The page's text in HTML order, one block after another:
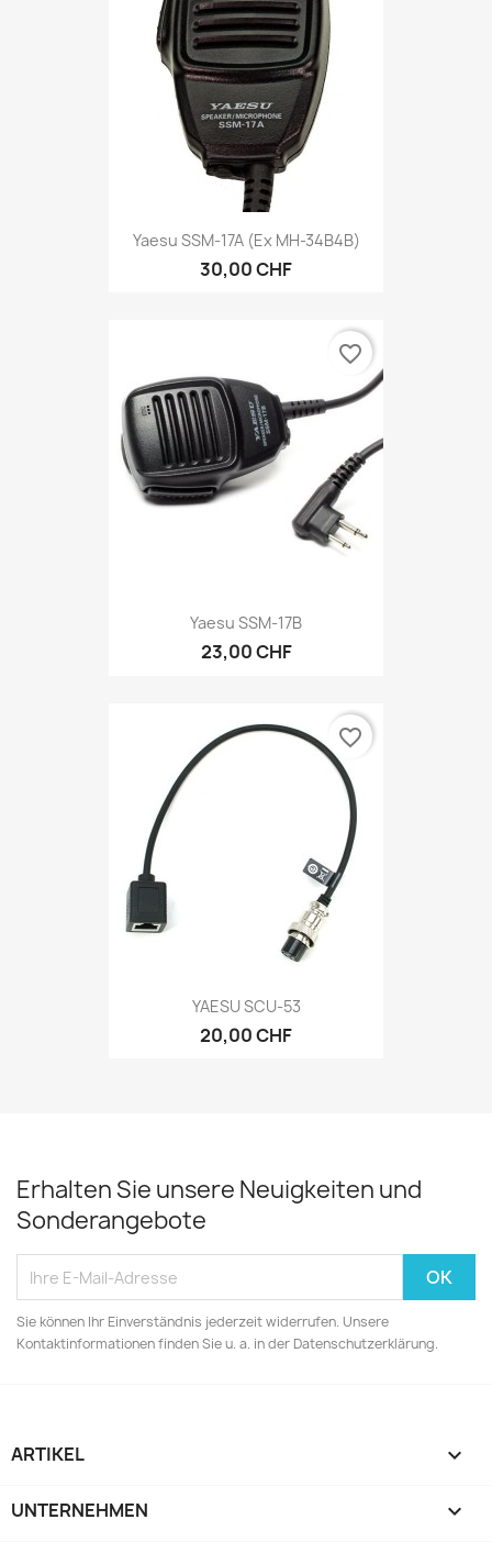
Yaesu SSM-17A (ex MH-34B4B)
30,00 CHF
Yaesu SSM-17B
23,00 CHF
favorite_border
YAESU SCU-53
20,00 CHF
favorite_border
Erhalten Sie unsere Neuigkeiten und
Sonderangebote
Sie können Ihr Einverständnis jederzeit widerrufen. Unsere
Kontaktinformationen finden Sie u. a. in der Datenschutzerklärung.
ARTIKEL 
UNTERNEHMEN 